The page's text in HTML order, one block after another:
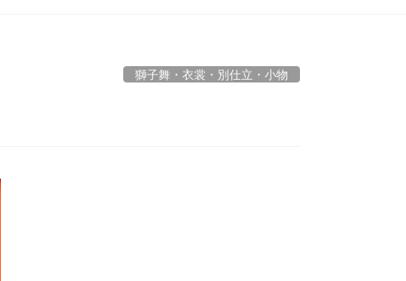
獅子舞・衣裳・別仕立・小物